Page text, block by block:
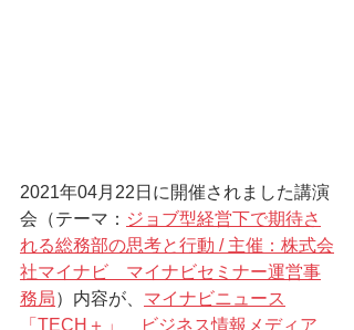
2021年04月22日に開催されました講演
会（テーマ： ジョブ型経営下で期待さ
れる総務部の思考と行動 / 主催：株式会
社マイナビ　マイナビセミナー運営事
務局）内容が、 マイナビニュース
「TECH＋」　ビジネス情報メディア